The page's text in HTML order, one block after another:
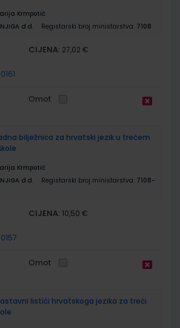
Krmpotić
d.d. Registarski broj ministarstva: 7108
CIJENA: 27,02 €
Omot
radna bilježnica za hrvatski jezik u trećem
Krmpotić
d.d. Registarski broj ministarstva: 7108-
CIJENA: 10,50 €
Omot
nastavni listići hrvatskoga jezika za treći